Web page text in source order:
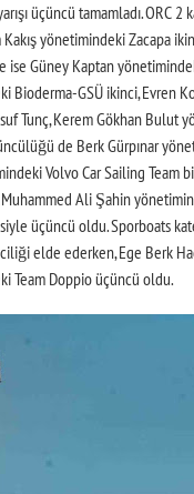
üçüncü tamamladı. ORC
yönetimindeki Zacapa
ise Güney Kaptan
Bioderma-GSÜ ikinci, Evren
Tunç, Kerem Gökhan Bulut
de Berk Gürpınar
Volvo Car Sailing Team
Muhammed Ali Şahin
üçüncü oldu. Sporboats
elde ederken, Ege Berk
Team Doppio üçüncü oldu.